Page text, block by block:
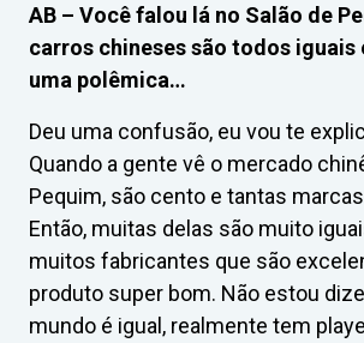
AB – Você falou lá no Salão de
carros chineses são todos iguais
uma polêmica…
Deu uma confusão, eu vou te
Quando a gente vê o mercado
Pequim, são cento e tantas
Então, muitas delas são muito
muitos fabricantes que são
produto super bom. Não estou
mundo é igual, realmente tem